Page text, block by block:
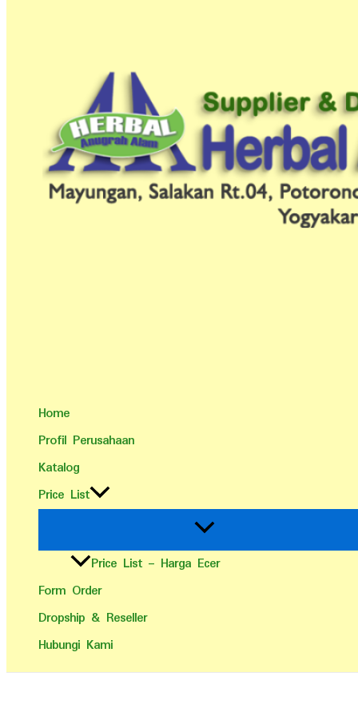
Home
Profil Perusahaan
Katalog
Price List
Price List – Harga Ecer
Form Order
Dropship & Reseller
Hubungi Kami